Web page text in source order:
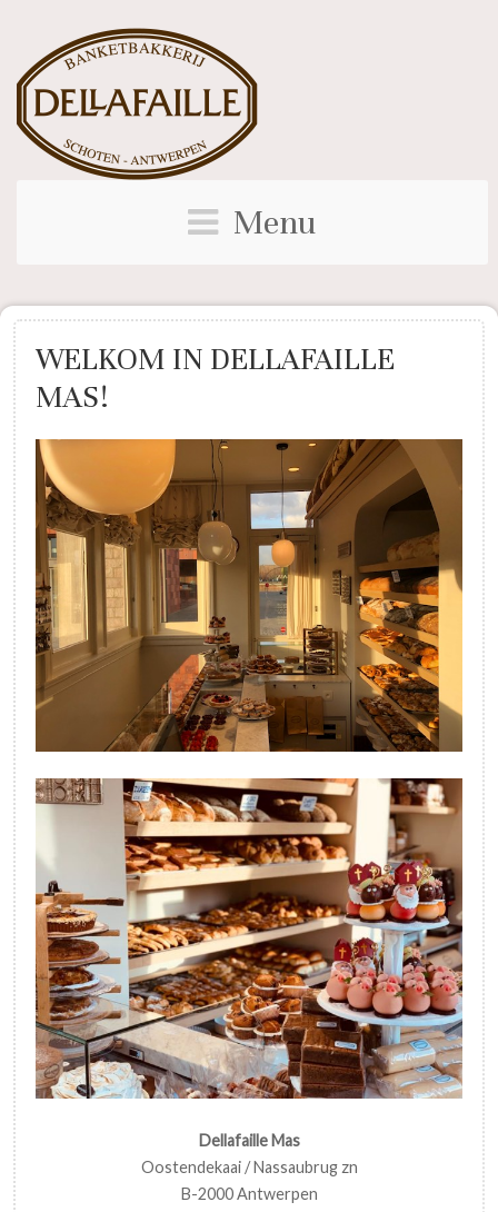
Menu
WELKOM IN DELLAFAILLE
MAS!
Dellafaille Mas
Oostendekaai / Nassaubrug zn
B-2000 Antwerpen